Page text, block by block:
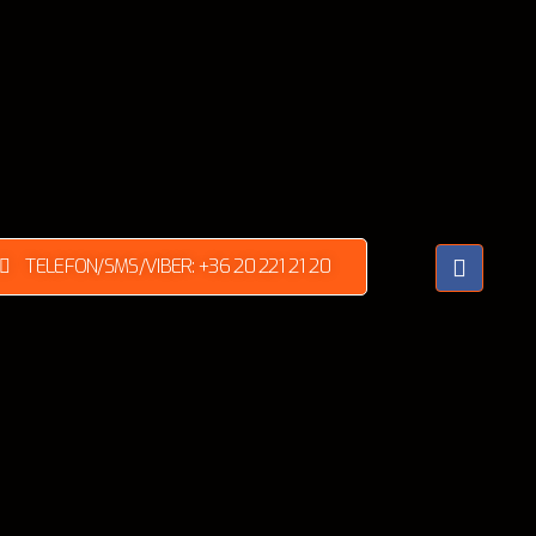
TELEFON/SMS/VIBER: +36 20 221 21 20